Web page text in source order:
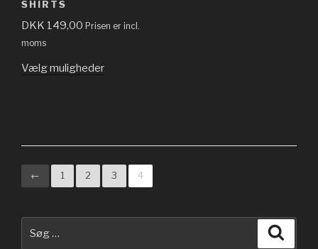
SHIRTS
DKK 149,00 Prisen er incl.
moms
Vælg muligheder
← 1 2 3 4
efter: